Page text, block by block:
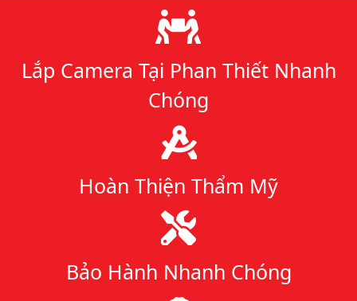
Lý do chọn chúng tôi
Lắp Camera Tại Phan Thiết Nhanh
Chóng
Hoàn Thiện Thẩm Mỹ
Bảo Hành Nhanh Chóng